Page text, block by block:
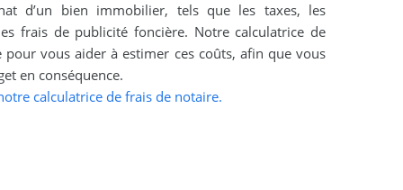
d’un bien immobilier, tels que les taxes, les
frais de publicité foncière. Notre calculatrice de
pour vous aider à estimer ces coûts, afin que vous
en conséquence.
calculatrice de frais de notaire.